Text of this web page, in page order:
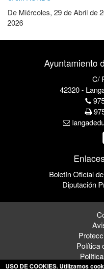
De Miércoles, 29 de Abril de
2026
Ayuntamiento
C/
42320 -
Boletín Oficial
Diputación
Política
USO DE COOKIES. Utilizamos